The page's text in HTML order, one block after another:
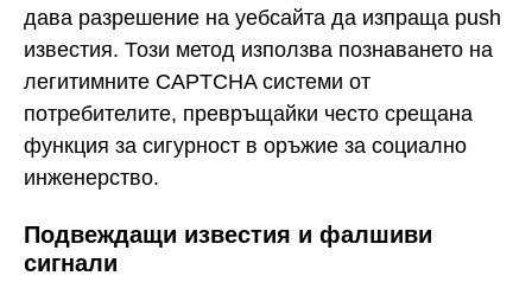
дава разрешение на уебсайта да изпраща push
известия. Този метод използва познаването на
легитимните CAPTCHA системи от
потребителите, превръщайки често срещана
функция за сигурност в оръжие за социално
инженерство.
Подвеждащи известия и фалшиви
сигнали